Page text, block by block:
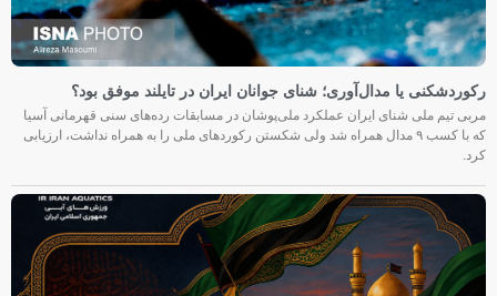
رکوردشکنی یا مدال‌آوری؛ شنای جوانان ایران در تایلند موفق بود؟
مربی تیم ملی شنای ایران عملکرد ملی‌پوشان در مسابقات رده‌های سنی قهرمانی آسیا
که با کسب ۹ مدال همراه شد ولی شکستن رکوردهای ملی را به همراه نداشت، ارزیابی
کرد.